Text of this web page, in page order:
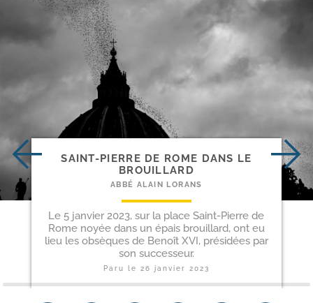
SAINT-​PIERRE DE ROME DANS LE
BROUILLARD
ABBÉ ALAIN LORANS
Le 5 janvier 2023, sur la place Saint-Pierre de
Rome noyée dans un épais brouillard, ont eu
lieu les obsèques de Benoît XVI, présidées par
son successeur.
Paru le 26 janvier 2023